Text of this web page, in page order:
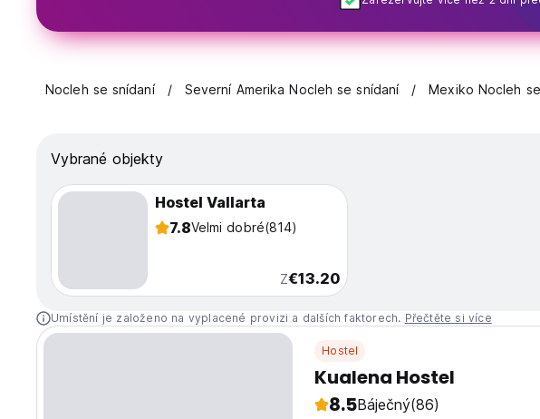
Nocleh se snídaní Severní Amerika Nocleh se snídaní Mexiko Nocleh
Vybrané objekty
Hostel Vallarta
7.8Velmi dobré(814)
Z€13.20
Umístění je založeno na vyplacené provizi a dalších faktorech. Přečtěte si více
Hostel
Kualena Hostel
8.5Báječný(86)